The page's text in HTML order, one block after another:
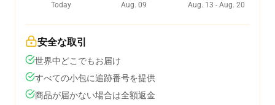
Today
Aug. 09
Aug. 13 - Aug. 20
安全な取引
世界中どこでもお届け
すべての小包に追跡番号を提供
商品が届かない場合は全額返金